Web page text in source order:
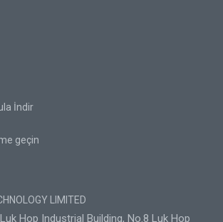
İndir
geçin
LIMITED
Hop Industrial Building, No.8 Luk Hop